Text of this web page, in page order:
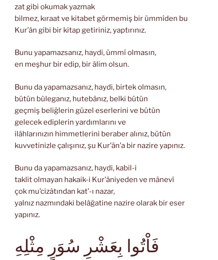
zat gibi okumak yazmak
bilmez, kıraat ve kitabet görmemiş bir ümmîden bu
Kur’ân gibi bir kitap getiriniz, yaptırınız.
Bunu yapamazsanız, haydi, ümmî olmasın,
en meşhur bir edip, bir âlim olsun.
Bunu da yapamazsanız, haydi, birtek olmasın,
bütün büleganız, hutebânız, belki bütün
geçmiş beliğlerin güzel eserlerini ve bütün
gelecek ediplerin yardımlarını ve
ilâhlarınızın himmetlerini beraber alınız, bütün
kuvvetinizle çalışınız, şu Kur’ân’a bir nazire yapınız.
Bunu da yapamazsanız, haydi, kabil-i
taklit olmayan hakaik-i Kur’âniyeden ve mânevî
çok mu’cizâtından kat’-ı nazar,
yalnız nazmındaki belâğatine nazire olarak bir eser
yapınız.
فَاْتُوا بِعَشْرِ سُوَرٍ مِثْلِهِ